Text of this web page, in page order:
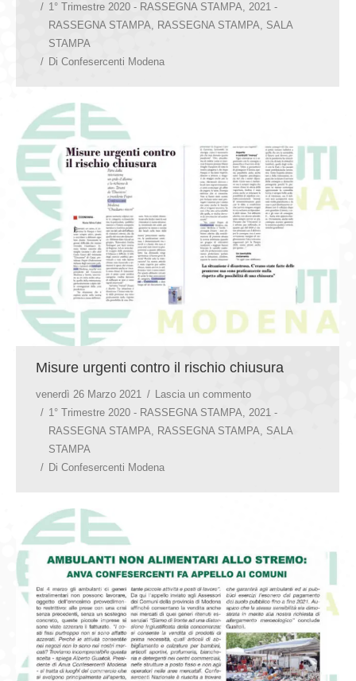
1° Trimestre 2020 - RASSEGNA STAMPA, 2021 -
RASSEGNA STAMPA, RASSEGNA STAMPA, SALA
STAMPA
Di Confesercenti Modena
Misure urgenti contro il rischio chiusura
venerdì 26 Marzo 2021
Lascia un commento
1° Trimestre 2020 - RASSEGNA STAMPA
2021 -
RASSEGNA STAMPA
RASSEGNA STAMPA
SALA
STAMPA
Di Confesercenti Modena